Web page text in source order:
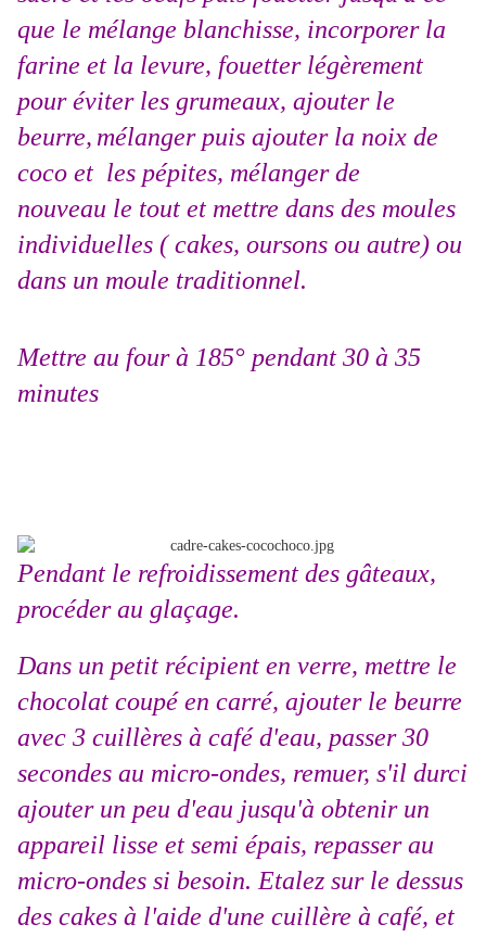
que le mélange blanchisse, incorporer la
farine et la levure, fouetter légèrement
pour éviter les grumeaux, ajouter le
beurre, mélanger puis ajouter la noix de
coco et les pépites, mélanger de
nouveau le tout et mettre dans des moules
individuelles ( cakes, oursons ou autre) ou
dans un moule traditionnel.
Mettre au four à 185° pendant 30 à 35
minutes
Pendant le refroidissement des gâteaux,
procéder au glaçage.
Dans un petit récipient en verre, mettre le
chocolat coupé en carré, ajouter le beurre
avec 3 cuillères à café d'eau, passer 30
secondes au micro-ondes, remuer, s'il durci
ajouter un peu d'eau jusqu'à obtenir un
appareil lisse et semi épais, repasser au
micro-ondes si besoin. Etalez sur le dessus
des cakes à l'aide d'une cuillère à café, et